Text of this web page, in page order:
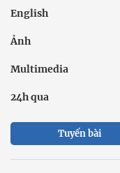
English
Ảnh
Multimedia
24h qua
Tuyến bài